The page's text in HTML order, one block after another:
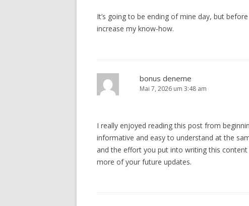
It’s going to be ending of mine day, but
increase my know-how.
bonus deneme
Mai 7, 2026 um 3:48 am
I really enjoyed reading this post from
informative and easy to understand at the
and the effort you put into writing this
more of your future updates.